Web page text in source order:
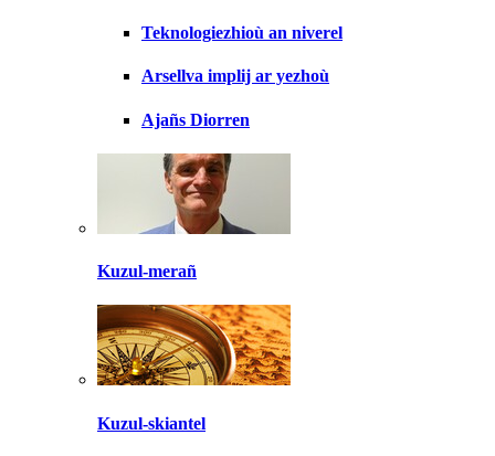
Teknologiezhioù an niverel
Arsellva implij ar yezhoù
Ajañs Diorren
Kuzul-merañ
Kuzul-skiantel